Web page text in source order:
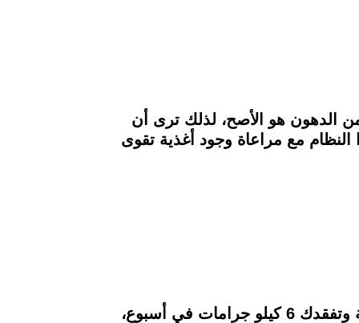
الدهون هو الأصح، لذلك ترى أن
مع مراعاة وجود أغذية تقوى
ووصفت شمس، دايت البحر الأبيض المتوسط، بأنه من أفضل الأنظمة الغذائية التي تقوي المناعة وتفقدك 6 كيلو جرامات في أسبوع،